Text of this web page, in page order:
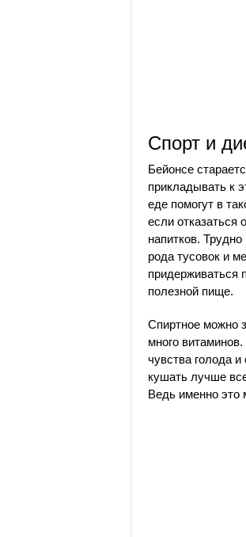
Спорт и
Бейонсе
прикладывать к
еде помогут в
если отказаться
напитков.
рода тусовок и
придерживаться
полезной пище.
Спиртное можно
много
чувства голода
кушать лучше
Ведь именно это